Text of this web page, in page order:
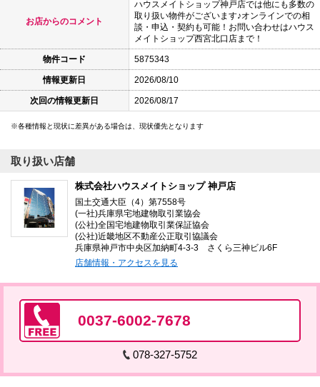
お店からのコメント
ハウスメイトショップ神戸店では他にも多数の
取り扱い物件がございます♪オンラインでの相
談・申込・契約も可能！お問い合わせはハウス
メイトショップ西宮北口店まで！
物件コード 5875343
情報更新日 2026/08/10
次回の情報更新日 2026/08/17
各種情報と現状に差異がある場合は、現状優先となります
取り扱い店舗
株式会社ハウスメイトショップ 神戸店
国土交通大臣（4）第7558号
(一社)兵庫県宅地建物取引業協会
(公社)全国宅地建物取引業保証協会
(公社)近畿地区不動産公正取引協議会
兵庫県神戸市中央区加納町4-3-3 さくら三神ビル6F
店舗情報・アクセスを見る
0037-6002-7678
078-327-5752